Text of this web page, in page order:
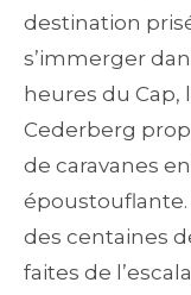
destination
s’immerger
heures du Cap,
Cederberg
de caravanes
des centaines
faites de